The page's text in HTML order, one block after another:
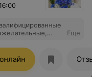
моей
Еще